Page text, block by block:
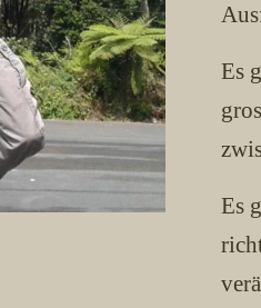
Es
Es